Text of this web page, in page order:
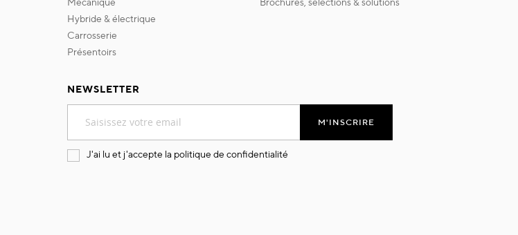
mécanique
hybride & électrique
carrosserie
présentoirs
brochures, sélections & solutions
NEWSLETTER
notre
lettre
M'INSCRIRE
J'ai lu et j'accepte la politique de confidentialité